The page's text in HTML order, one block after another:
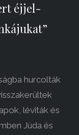
éjjel-
hurcolták
léviták és
Júda és